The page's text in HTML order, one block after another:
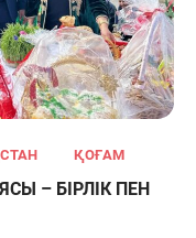
ҚОҒАМ
– БІРЛІК ПЕН